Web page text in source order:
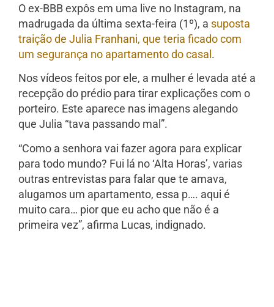
O ex-BBB expôs em uma live no Instagram, na
madrugada da última sexta-feira (1º), a suposta
traição de Julia Franhani, que teria ficado com
um segurança no apartamento do casal.
Nos vídeos feitos por ele, a mulher é levada até a
recepção do prédio para tirar explicações com o
porteiro. Este aparece nas imagens alegando
que Julia “tava passando mal”.
“Como a senhora vai fazer agora para explicar
para todo mundo? Fui lá no ‘Alta Horas’, varias
outras entrevistas para falar que te amava,
alugamos um apartamento, essa p…. aqui é
muito cara… pior que eu acho que não é a
primeira vez”, afirma Lucas, indignado.